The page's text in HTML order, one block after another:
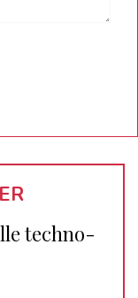
techno-